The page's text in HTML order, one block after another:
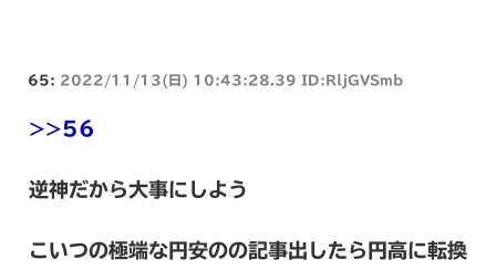
65: 2022/11/13(日) 10:43:28.39 ID:RljGVSmb
>>56
逆神だから大事にしよう
こいつの極端な円安のの記事出したら円高に転換